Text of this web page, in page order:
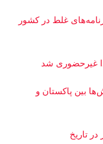
غلط در کشور
غیرحضوری شد
بین پاکستان و
تاریخ